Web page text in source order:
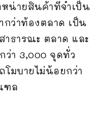
น่ายสินค้าที่จำเป็น
กว่าท้องตลาด เป็น
าธารณะ ตลาด และ
ว่า 3,000 จุดทั่ว
โมบายไม่น้อยกว่า
ฑล